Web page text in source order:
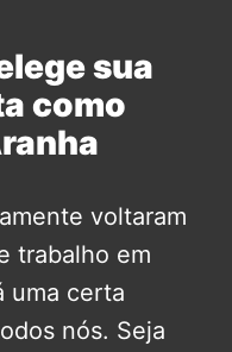
sua
como
voltaram
trabalho em
uma certa
nós. Seja